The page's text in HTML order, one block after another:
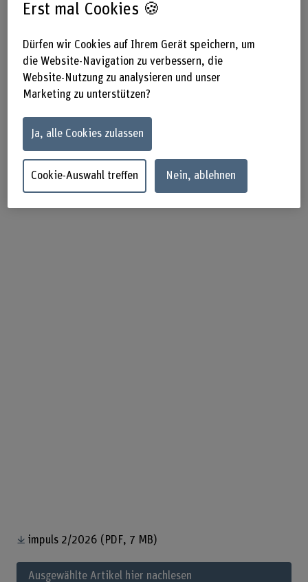
Was Mediation und Beratung bei eskalierenden
lesen Sie in der neusten Ausgabe des Fachmagazins.
Weitere Themen sind: Das Spezialmodul
Erlebnispädagogik, eine Schulung für die Trägerschaften
von Kinder- und Jugendheimen und ein Interview zur
Zusammenarbeit der BFH mit der Berner Konferenz für
Sozialhilfe, Kindes- und Erwachsenenschutz (BKSE).
impuls 2/2026
impuls 2/2026 (PDF, 7 MB)
Ausgewählte Artikel hier nachlesen
Erst mal Cookies 🍪
Dürfen wir Cookies auf Ihrem Gerät speichern, um
die Website-Navigation zu verbessern, die
Website-Nutzung zu analysieren und unser
Marketing zu unterstützen?
Ja, alle Cookies zulassen
Cookie-Auswahl treffen Nein, ablehnen